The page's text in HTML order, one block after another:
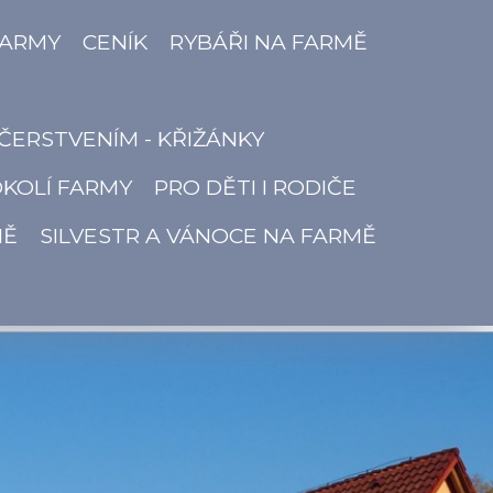
CENÍK RYBÁŘI NA FARMĚ
- KŘIŽÁNKY
FARMY
PRO DĚTI I RODIČE
SILVESTR A VÁNOCE NA FARMĚ